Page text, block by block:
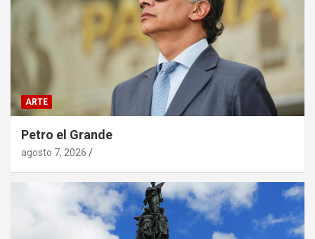
ARTE
Petro el Grande
agosto 7, 2026